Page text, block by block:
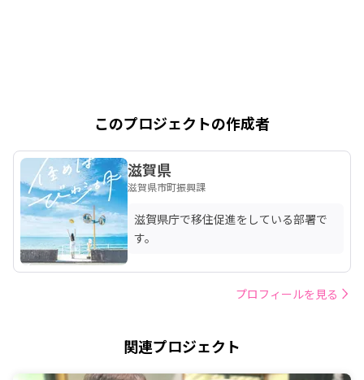
このプロジェクトの作成者
滋賀県
滋賀県市町振興課
滋賀県庁で移住促進をしている部署で
す。
プロフィールを見る
関連プロジェクト